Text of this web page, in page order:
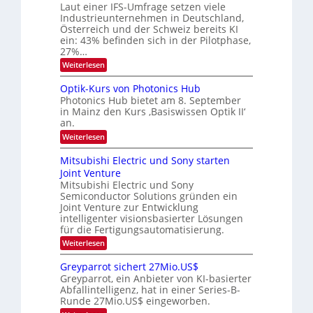
r
a
r
b
e
i
t
u
n
s
T
r
e
n
d
s
t
a
r
k
s
W
a
c
h
s
t
u
m
i
m
e
r
s
t
e
n
H
a
l
b
j
a
h
r
W
E
-
H
e
a
e
u
s
-
S
m
i
a
r
Laut einer IFS-Umfrage setzen viele
Industrieunternehmen in Deutschland,
Österreich und der Schweiz bereits KI
ein: 43% befinden sich in der Pilotphase,
27%…
Weiterlesen:
K
-
E
i
s
a
t
z
n
i
m
m
t
i
n
d
e
D
A
C
H
-
Optik-Kurs von Photonics Hub
Photonics Hub bietet am 8. September
in Mainz den Kurs ‚Basiswissen Optik II‘
an.
Weiterlesen:
O
p
t
i
k
-
K
u
r
s
v
o
n
P
h
o
t
Mitsubishi Electric und Sony starten
Joint Venture
Mitsubishi Electric und Sony
Semiconductor Solutions gründen ein
Joint Venture zur Entwicklung
intelligenter visionsbasierter Lösungen
für die Fertigungsautomatisierung.
Weiterlesen:
M
t
s
u
b
i
Greyparrot sichert 27Mio.US$
Greyparrot, ein Anbieter von KI-basierter
Abfallintelligenz, hat in einer Series-B-
Runde 27Mio.US$ eingeworben.